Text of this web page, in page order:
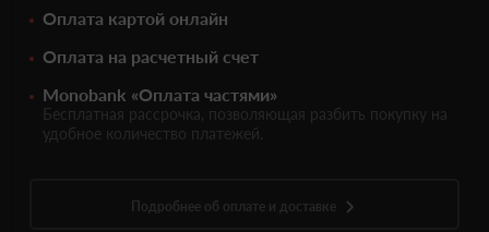
Оплата картой онлайн
Оплата на расчетный счет
Monobank «Оплата частями»
Бесплатная рассрочка, позволяющая разбить покупку на
удобное количество платежей.
Подробнее об оплате и доставке